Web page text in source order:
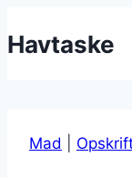
til
Havtaske
Mad